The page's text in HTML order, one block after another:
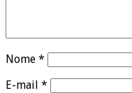
Nome *
E-mail *